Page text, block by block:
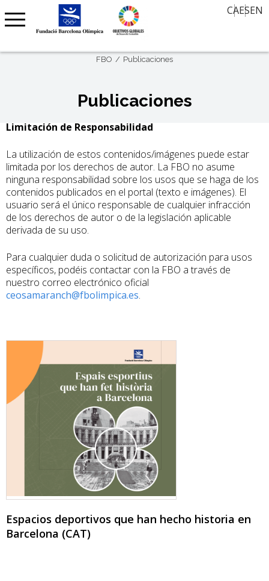
CAESEN
Ofertas de trabajo
Aula de Historia
Premio Internacional FBO – Arte sobre Papel
Noticias
Contacto
FBO Publicaciones
Publicaciones
Limitación de Responsabilidad
La utilización de estos contenidos/imágenes puede estar
limitada por los derechos de autor. La FBO no asume
ninguna responsabilidad sobre los usos que se haga de los
contenidos publicados en el portal (texto e imágenes). El
usuario será el único responsable de cualquier infracción
de los derechos de autor o de la legislación aplicable
derivada de su uso.
Para cualquier duda o solicitud de autorización para usos
específicos, podéis contactar con la FBO a través de
nuestro correo electrónico oficial
ceosamaranch@fbolimpica.es.
Espacios deportivos que han hecho historia en
Barcelona (CAT)